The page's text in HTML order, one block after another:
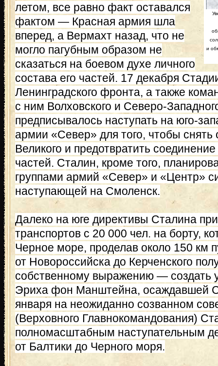
и
летом, все равно факт оставался
фактом — Красная армия шла
вперед, а Вермахт назад, что не
могло пагубным образом не
сказаться на боевом духе личного
состава его частей. 17 декабря
Ленинградского фронта, а также
с ним Волховского и Северо-
предписывалось наступать на юго-
армии «Север» для того, чтобы снять
Великого и предотвратить
частей. Сталин, кроме того,
группами армий «Север» и «Центр»
наступающей на Смоленск.
Далеко на юге директивы Сталина
транспортов с 20 000 чел. на борту,
Черное море, проделав около 150 км
от Новороссийска до Керченского
собственному выражению — создать
Эриха фон Манштейна, осаждавшей
января на неожиданно созванном
(Верховного Главнокомандования)
полномасштабным наступательным
от Балтики до Черного моря.